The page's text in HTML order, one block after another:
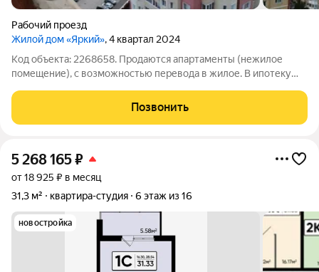
Рабочий проезд
Жилой дом «Яркий», 4 квартал 2024
Код объекта: 2268658. Продаются апартаменты (нежилое
помещение), с возможностью перевода в жилое. В ипотеку
использовать. В квартире можно провести коммуникации и
перевести ее в жилую, сейчас сан узла и
Позвонить
5 268 165₽
от 18 925 ₽ в месяц
31,3 м²
квартира-студия 6 этаж из 16
новостройка